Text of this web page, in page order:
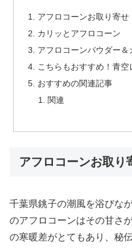
アフロコーンお取り寄せ
カリッとアフロコーン
アフロコーンパウダー
こちらもおすすめ！青
おすすめの関連記事
関連
アフロコーンお取り
千葉県銚子の潮風を浴びな
のアフロコーンはその甘さ
の寒暖差がとてもあり、秘